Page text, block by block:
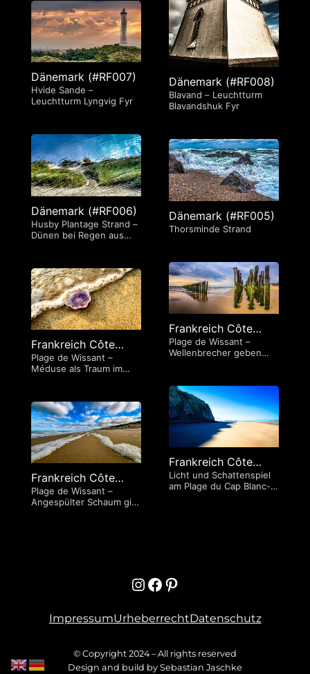
Dänemark (#RF008)
Blavand – Leuchtturm
Blavandshuk Fyr
Dänemark (#RF007)
Hvide Sande –
Leuchtturm Lyngvig Fyr
Dänemark (#RF006)
Husby Plantage Strand –
Dünen bei Regen aus
Dänemark (#RF005)
Thorsminde Strand
Frankreich Côte
d’Opale (#RF004)
Plage de Wissant –
Wellenbrecher geben
Frankreich Côte
d’Opale (#RF003)
Plage de Wissant –
Méduse als Traum im
Frankreich Côte
d’Opale (#RF002)
Licht und Schattenspiel
am Plage du Cap Blanc-
Frankreich Côte
d’Opale (#RF001)
Plage de Wissant –
Angespülter Schaum gibt
Instagram
Facebook
Pinterest
ImpressumUrheberrechtDatenschutz
© Copyright 2024 – All rights reserved
Design and build by Sebastian Jaschke